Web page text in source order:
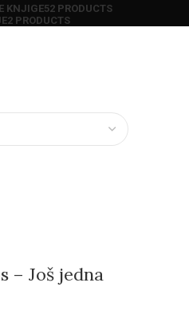
KNJIGE52 PRODUCTS
2 PRODUCTS
– Još jedna